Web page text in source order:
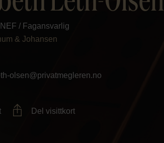
/ Fagansvarlig
& Johansen
olsen@privatmegleren.no
Del visittkort